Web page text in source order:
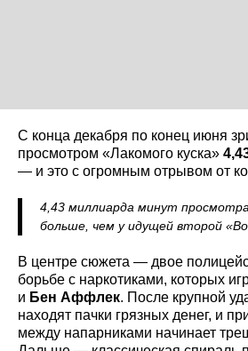
С конца декабря по конец июня
просмотром «Лакомого куска»
— и это с огромным отрывом от
4,43 миллиарда минут
больше, чем у идущей второй
В центре сюжета — двое
борьбе с наркотиками, которых
и Бен Аффлек. После крупной
находят пачки грязных денег, и
между напарниками начинает